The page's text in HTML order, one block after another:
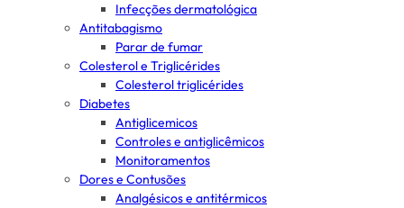
Infecções dermatológica
Antitabagismo
Parar de fumar
Colesterol e Triglicérides
Colesterol triglicérides
Diabetes
Antiglicemicos
Controles e antiglicêmicos
Monitoramentos
Dores e Contusões
Analgésicos e antitérmicos